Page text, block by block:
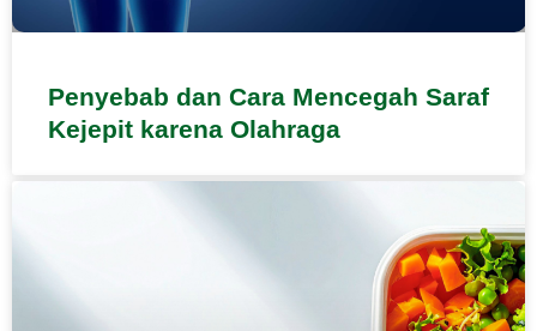
Penyebab dan Cara Mencegah Saraf
Kejepit karena Olahraga